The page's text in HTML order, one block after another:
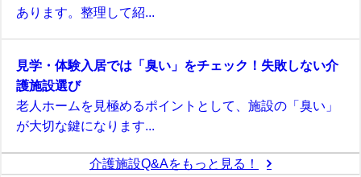
あります。整理して紹...
見学・体験入居では「臭い」をチェック！失敗しない介
護施設選び
老人ホームを見極めるポイントとして、施設の「臭い」
が大切な鍵になります...
介護施設Q&Aをもっと見る！